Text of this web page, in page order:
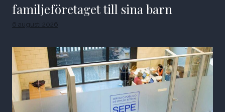
familjeföretaget till sina barn
6 augusti 2026